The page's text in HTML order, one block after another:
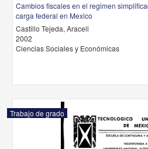
Cambios fiscales en el regimen
carga federal en Mexico
Castillo Tejeda, Araceli
2002
Ciencias Sociales y Económicas
Trabajo de grado